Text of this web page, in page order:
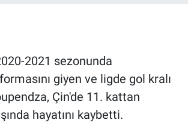
2021 sezonunda
giyen ve ligde gol kralı
Çin'de 11. kattan
hayatını kaybetti.